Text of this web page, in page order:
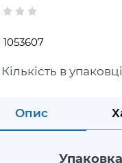
1053607
Кількість в
Опис